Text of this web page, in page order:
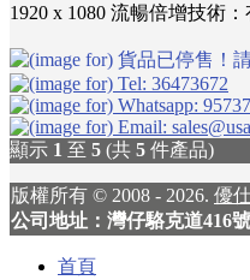
1920 x 1080 流暢倍增技術
顯示 1 至 5 (共 5 件產品)
版權所有 © 2008 - 2026. 優
公司地址：灣仔駱克道416
首頁